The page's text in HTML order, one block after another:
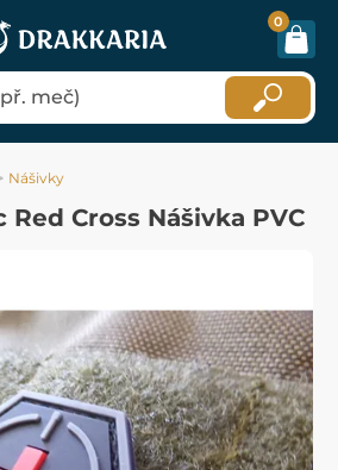
0
Nášivky
Red Cross Nášivka PVC